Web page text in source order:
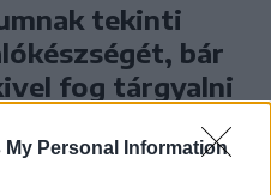
My Personal Information
tekinti
bár
fog tárgyalni